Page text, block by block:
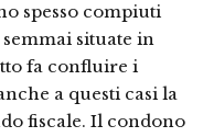
spesso compiuti
situate in
fa confluire i
a questi casi la
fiscale. Il condono